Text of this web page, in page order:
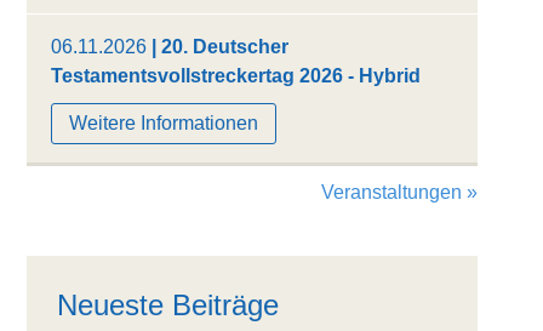
06.11.2026 | 20. Deutscher
Testamentsvollstreckertag 2026 - Hybrid
Weitere Informationen
Veranstaltungen »
Neueste Beiträge